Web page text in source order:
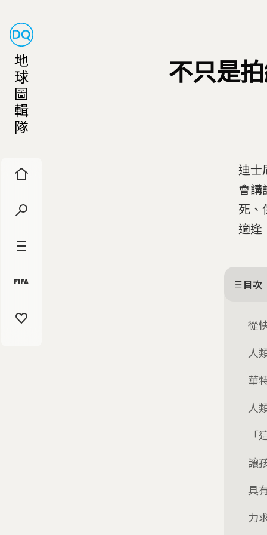
地
球
圖
輯
隊
不只是
迪士
會講
死、
適逢
目次
從
人
華
人
讓
具
力